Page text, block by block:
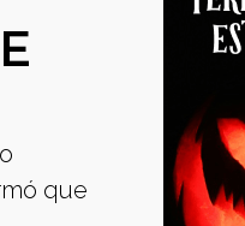
que